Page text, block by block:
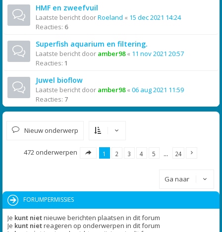
HMF en zweefvuil
Laatste bericht doorRoeland « 15 dec 2021 14:24
Reacties: 6
Superfish aquarium en filtering.
Laatste bericht door amber98« 11 nov 2021 20:57
Reacties: 1
Juwel bioflow
Laatste bericht door amber98« 06 aug 2021 11:59
Reacties: 7
Nieuw onderwerp
472 onderwerpen 1 2 3 4 5 … 24
Ga naar
FORUMPERMISSIES
Je kunt nietnieuwe berichten plaatsen in dit forum
Je kunt nietreageren op onderwerpen in dit forum